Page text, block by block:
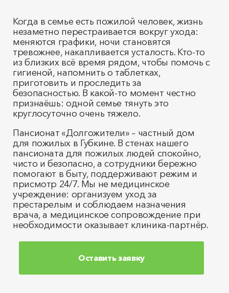
Когда в семье есть пожилой человек, жизнь
незаметно перестраивается вокруг ухода:
меняются графики, ночи становятся
тревожнее, накапливается усталость. Кто‑то
из близких всё время рядом, чтобы помочь с
гигиеной, напомнить о таблетках,
приготовить и проследить за
безопасностью. В какой‑то момент честно
признаёшь: одной семье тянуть это
круглосуточно очень тяжело.
Пансионат «Долгожители» – частный дом
для пожилых в Губкине. В стенах нашего
пансионата для пожилых людей спокойно,
чисто и безопасно, а сотрудники бережно
помогают в быту, поддерживают режим и
присмотр 24/7. Мы не медицинское
учреждение: организуем уход за
престарелым и соблюдаем назначения
врача, а медицинское сопровождение при
необходимости оказывает клиника‑партнёр.
Оставить заявку